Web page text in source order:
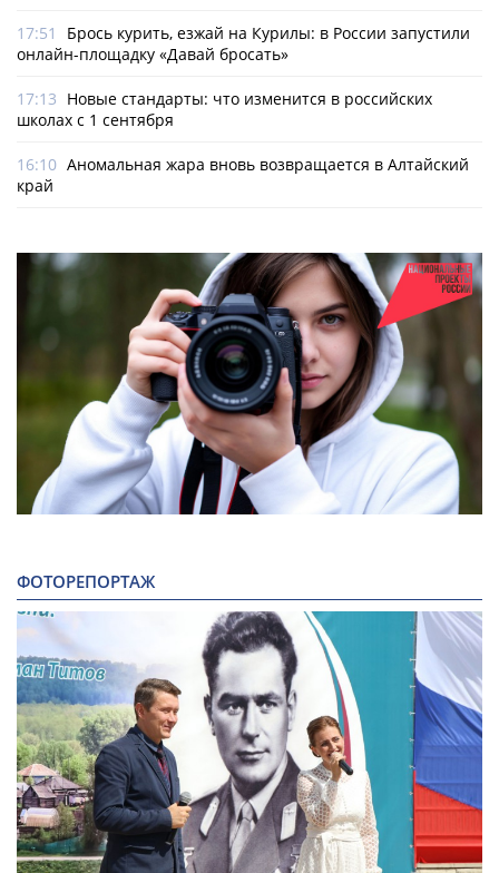
17:51
Брось курить, езжай на Курилы: в России запустили
онлайн-­площадку «Давай бросать»
17:13 Новые стандарты: что изменится в российских
школах с 1 сентября
16:10 Аномальная жара вновь возвращается в Алтайский
край
ФОТОРЕПОРТАЖ